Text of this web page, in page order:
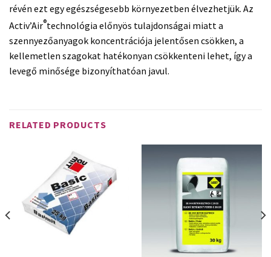
révén ezt egy egészségesebb környezetben élvezhetjük. Az
Activ’Air®technológia előnyös tulajdonságai miatt a
szennyezőanyagok koncentrációja jelentősen csökken, a
kellemetlen szagokat hatékonyan csökkenteni lehet, így a
levegő minősége bizonyíthatóan javul.
RELATED PRODUCTS